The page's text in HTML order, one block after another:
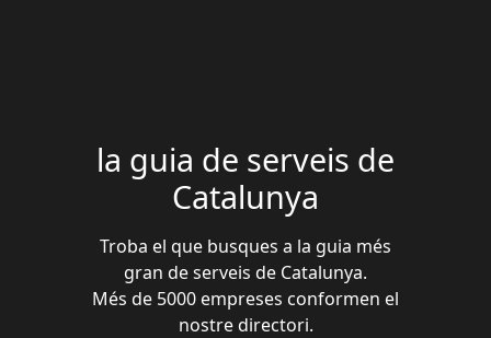
la guia de serveis de
Catalunya
Troba el que busques a la guia més
gran de serveis de Catalunya.
Més de 5000 empreses conformen el
nostre directori.